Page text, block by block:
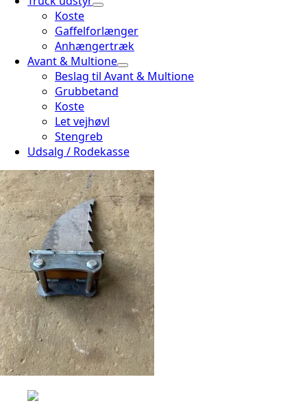
Koste
Gaffelforlænger
Anhængertræk
Avant & Multione
Beslag til Avant & Multione
Grubbetand
Koste
Let vejhøvl
Stengreb
Udsalg / Rodekasse